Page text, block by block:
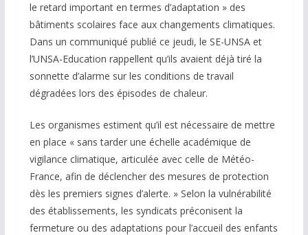
le retard important en termes d’adaptation » des
bâtiments scolaires face aux changements climatiques.
Dans un communiqué publié ce jeudi, le SE-UNSA et
l’UNSA-Education rappellent qu’ils avaient déjà tiré la
sonnette d’alarme sur les conditions de travail
dégradées lors des épisodes de chaleur.
Les organismes estiment qu’il est nécessaire de mettre
en place « sans tarder une échelle académique de
vigilance climatique, articulée avec celle de Météo-
France, afin de déclencher des mesures de protection
dès les premiers signes d’alerte. » Selon la vulnérabilité
des établissements, les syndicats préconisent la
fermeture ou des adaptations pour l’accueil des enfants